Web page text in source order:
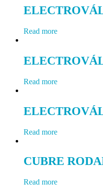
Read more
Read more
Read more
CUBRE
Read more